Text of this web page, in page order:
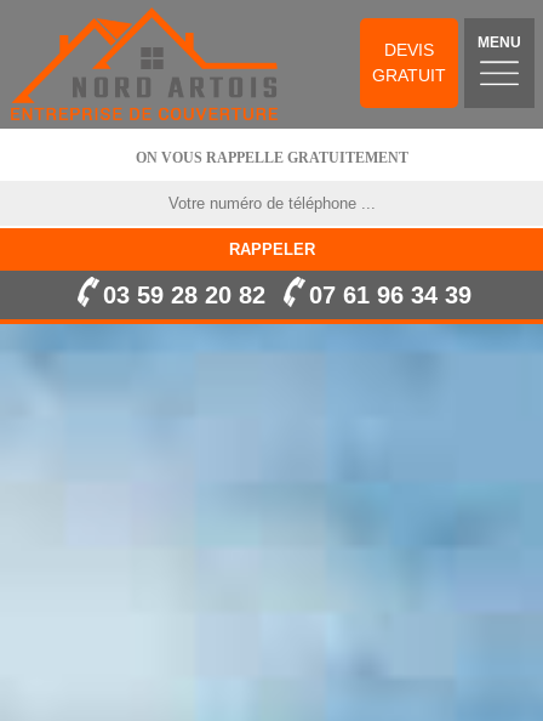
DEVIS
GRATUIT
MENU
ON VOUS RAPPELLE GRATUITEMENT
03 59 28 20 82 07 61 96 34 39